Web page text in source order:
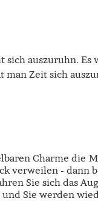
auszuruhn. Es
man Zeit sich
Charme die
verweilen - dann
Sie sich das
Sie werden